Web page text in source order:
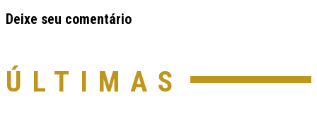
Deixe seu comentário
ÚLTIMAS